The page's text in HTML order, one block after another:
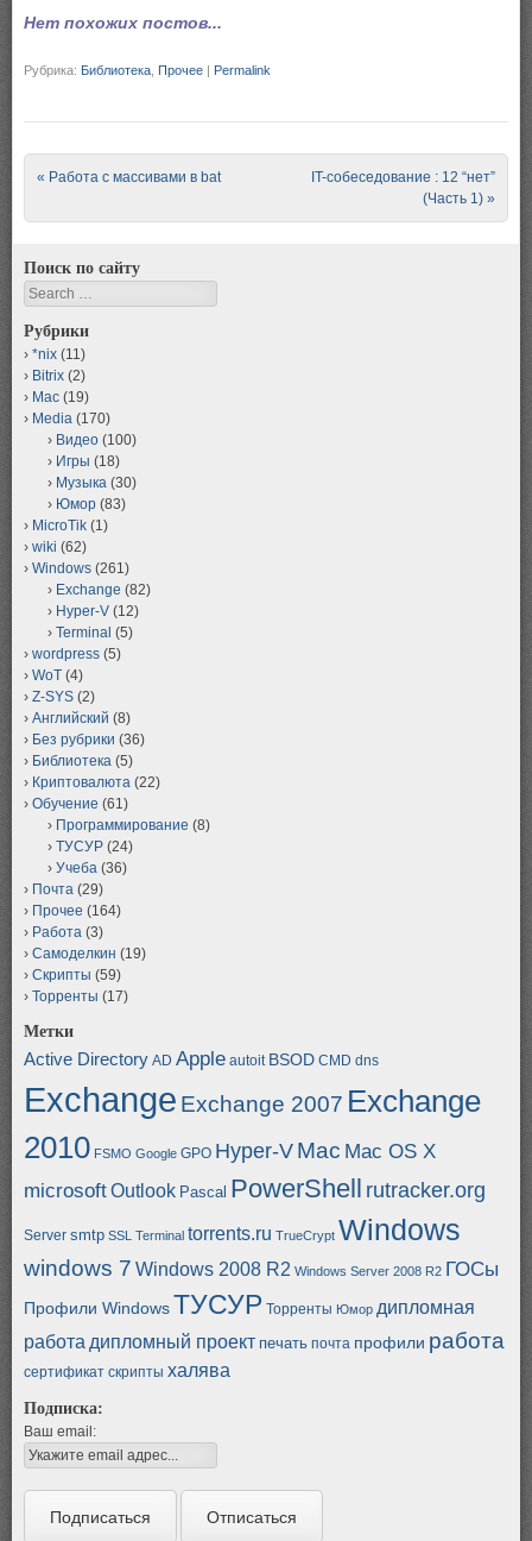
Нет похожих постов...
Рубрика: Библиотека Прочее | Permalink
Post navigation
« Работа с массивами в bat
IT-собеседование : 12 “нет”
(Часть 1) »
Поиск по сайту
Search
Рубрики
*nix (11)
Bitrix (2)
Mac (19)
Media (170)
Видео (100)
Игры (18)
Музыка (30)
Юмор (83)
MicroTik (1)
wiki (62)
Windows (261)
Exchange (82)
Hyper-V (12)
Terminal (5)
wordpress (5)
WoT (4)
Z-SYS (2)
Английский (8)
Без рубрики (36)
Библиотека (5)
Криптовалюта (22)
Обучение (61)
Программирование (8)
ТУСУР (24)
Учеба (36)
Почта (29)
Прочее (164)
Работа (3)
Самоделкин (19)
Скрипты (59)
Торренты (17)
Метки
Active Directory AD Apple autoit BSOD CMD dns
Exchange Exchange 2007 Exchange
2010 FSMO Google GPO Hyper-V Mac Mac OS X
microsoftOutlook Pascal PowerShell rutracker.org
Server smtp SSL Terminal torrents.ru TrueCrypt Windows
windows 7 Windows 2008 R2 Windows Server 2008 R2 ГОСы
Профили WindowsТУСУР Торренты Юмор дипломная
работа дипломный проект печать почта профили работа
сертификат скрипты халява
Подписка:
Ваш email: